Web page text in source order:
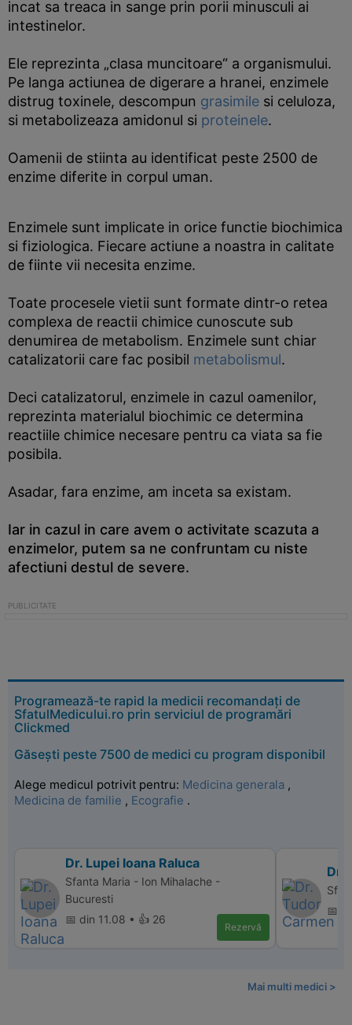
incat sa treaca in sange prin porii minusculi ai
intestinelor.
Ele reprezinta „clasa muncitoare“ a organismului.
Pe langa actiunea de digerare a hranei, enzimele
distrug toxinele, descompun grasimile si celuloza,
si metabolizeaza amidonul si proteinele.
Oamenii de stiinta au identificat peste 2500 de
enzime diferite in corpul uman.
Enzimele sunt implicate in orice functie biochimica
si fiziologica. Fiecare actiune a noastra in calitate
de fiinte vii necesita enzime.
Toate procesele vietii sunt formate dintr-o retea
complexa de reactii chimice cunoscute sub
denumirea de metabolism. Enzimele sunt chiar
catalizatorii care fac posibil metabolismul.
Deci catalizatorul, enzimele in cazul oamenilor,
reprezinta materialul biochimic ce determina
reactiile chimice necesare pentru ca viata sa fie
posibila.
Asadar, fara enzime, am inceta sa existam.
Iar in cazul in care avem o activitate scazuta a
enzimelor, putem sa ne confruntam cu niste
afectiuni destul de severe.
Programează-te rapid la medicii recomandați de
SfatulMedicului.ro prin serviciul de programări
Clickmed
Găsești peste 7500 de medici cu program disponibil
Alege medicul potrivit pentru: Medicina generala ,
Medicina de familie , Ecografie .
Dr. Lupei Ioana Raluca
Sfanta Maria - Ion Mihalache -
Bucuresti
📅 din 11.08 • 👍 26
Rezervă
Dr.
📅
Mai multi medici >